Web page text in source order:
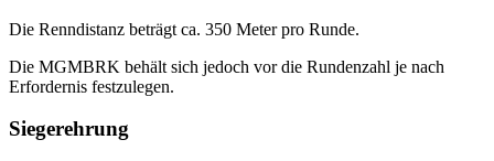
Die Renndistanz beträgt ca. 350 Meter pro Runde.
Die MGMBRK behält sich jedoch vor die Rundenzahl je nach
Erfordernis festzulegen.
Siegerehrung